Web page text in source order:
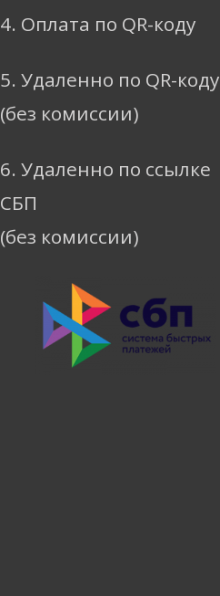
4. Оплата по QR-коду
5. Удаленно по QR-коду
(без комиссии)
6. Удаленно по ссылке
СБП
(без комиссии)